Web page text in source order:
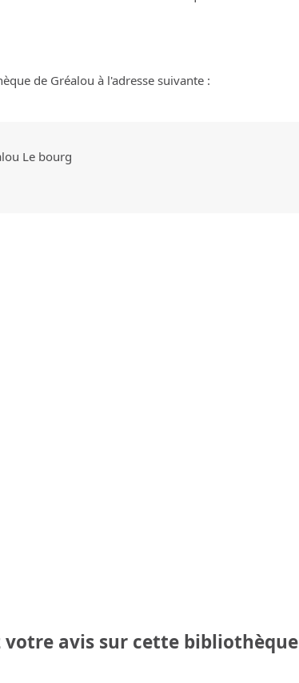
de Gréalou à l'adresse suivante :
Le bourg
votre avis sur cette bibliothèque